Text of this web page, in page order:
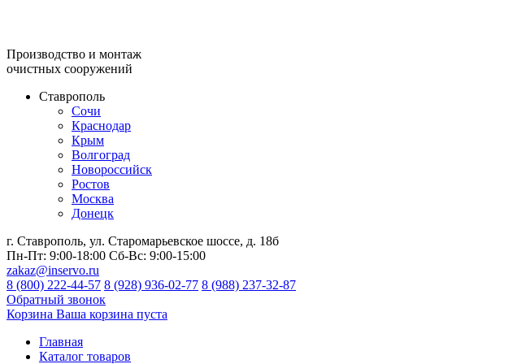
Производство и монтаж
очистных сооружений
Ставрополь
Сочи
Краснодар
Крым
Волгоград
Новороссийск
Ростов
Москва
Донецк
г. Ставрополь, ул. Старомарьевское шоссе, д. 18б
Пн-Пт: 9:00-18:00 Сб-Вс: 9:00-15:00
zakaz@inservo.ru
8 (800) 222-44-57 8 (928) 936-02-77 8 (988) 237-32-87
Обратный звонок
Корзина Ваша корзина пуста
Главная
Каталог товаров